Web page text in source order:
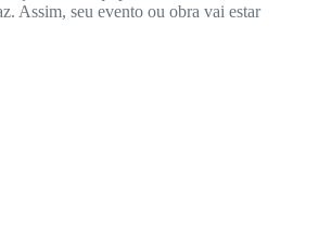
Assim, seu evento ou obra vai estar